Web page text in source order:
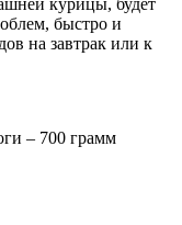
курицы, будет
быстро и
на завтрак или к
– 700 грамм